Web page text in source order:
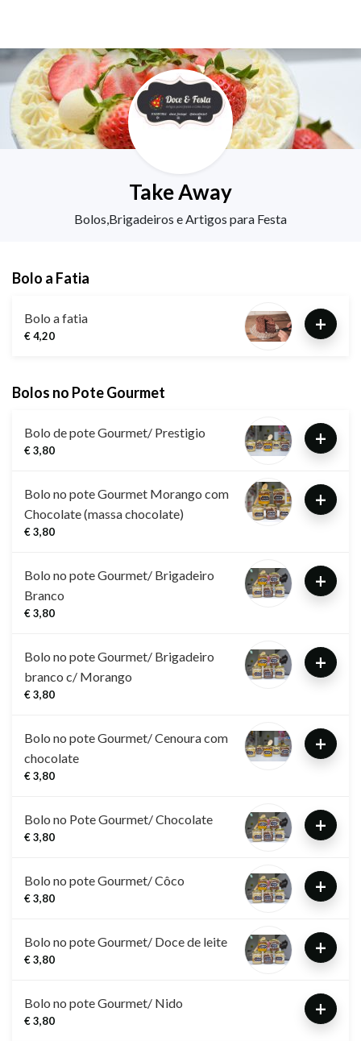
Take Away
Bolos,Brigadeiros e Artigos para Festa
Bolo a Fatia
Bolo a fatia
€ 4,20
+
Bolos no Pote Gourmet
Bolo de pote Gourmet/ Prestigio
€ 3,80
+
Bolo no pote Gourmet Morango com
Chocolate (massa chocolate)
€ 3,80
+
Bolo no pote Gourmet/ Brigadeiro
Branco
€ 3,80
+
Bolo no pote Gourmet/ Brigadeiro
branco c/ Morango
€ 3,80
+
Bolo no pote Gourmet/ Cenoura com
chocolate
€ 3,80
+
Bolo no Pote Gourmet/ Chocolate
€ 3,80
+
Bolo no pote Gourmet/ Côco
€ 3,80
+
Bolo no pote Gourmet/ Doce de leite
€ 3,80
+
Bolo no pote Gourmet/ Nido
€ 3,80
+